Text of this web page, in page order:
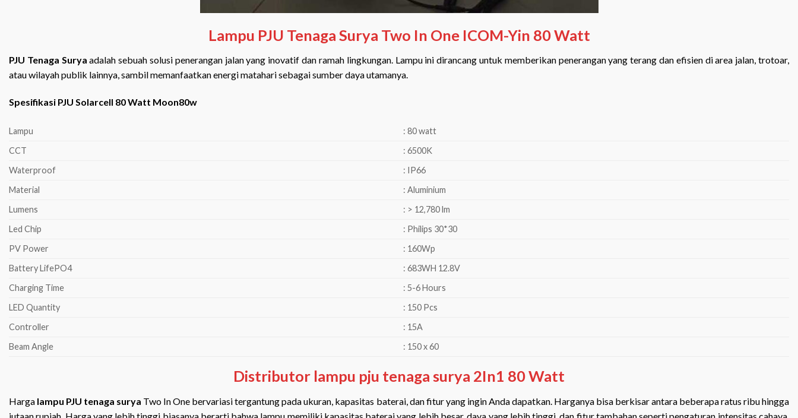
Lampu PJU Tenaga Surya Two In One ICOM-Yin 80 Watt
PJU Tenaga Surya adalah sebuah solusi penerangan jalan yang inovatif dan ramah lingkungan. Lampu ini dirancang untuk memberikan penerangan yang terang dan efisien di area jalan, trotoar,
atau wilayah publik lainnya, sambil memanfaatkan energi matahari sebagai sumber daya utamanya.
Spesifikasi PJU Solarcell 80 Watt Moon80w
Lampu
: 80 watt
CCT
: 6500K
Waterproof
: IP66
Material
: Aluminium
Lumens
: > 12,780 lm
Led Chip
: Philips 30*30
PV Power
: 160Wp
Battery LifePO4
: 683WH 12.8V
Charging Time
: 5-6 Hours
LED Quantity
: 150 Pcs
Controller
: 15A
Beam Angle
: 150 x 60
Distributor lampu pju tenaga surya 2In1 80 Watt
Harga lampu PJU tenaga surya Two In One bervariasi tergantung pada ukuran, kapasitas baterai, dan fitur yang ingin Anda dapatkan. Harganya bisa berkisar antara beberapa ratus ribu hingga